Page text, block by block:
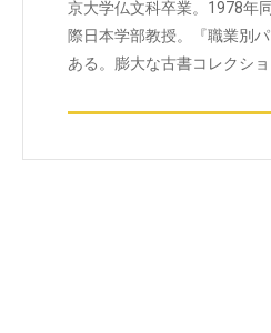
京大学仏文科卒業。1978年
際日本学部教授。『職業別
ある。膨大な古書コレクショ